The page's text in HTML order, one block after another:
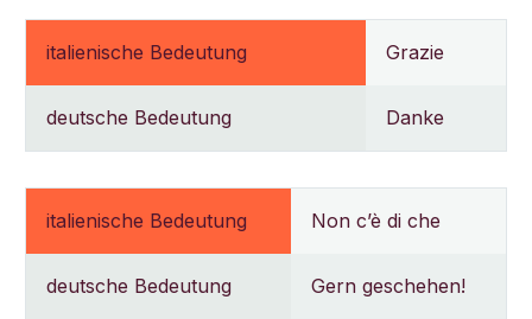
italienische Bedeutung Grazie
deutsche Bedeutung Danke
italienische Bedeutung Non c’è di che
deutsche Bedeutung Gern geschehen!